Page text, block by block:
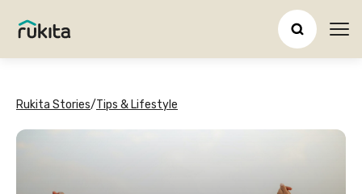
Rukita Stories/Tips & Lifestyle